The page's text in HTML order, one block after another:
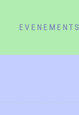
EVENEMENTS